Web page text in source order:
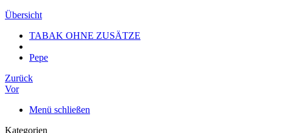
Übersicht
TABAK OHNE ZUSÄTZE
Pepe
Zurück
Vor
Menü schließen
Kategorien